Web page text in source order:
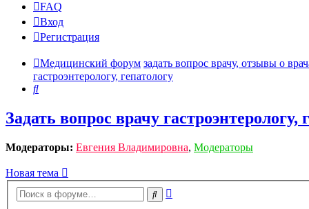
FAQ
Вход
Регистрация
Медицинский форум задать вопрос врачу, отзывы о
гастроэнтерологу, гепатологу
Поиск
Задать вопрос врачу гастроэнтерологу,
Модераторы: Евгения Владимировна, Модераторы
Новая тема
Поиск